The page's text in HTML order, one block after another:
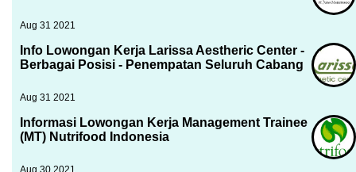
Aug 31 2021
Info Lowongan Kerja Larissa Aestheric Center -
Berbagai Posisi - Penempatan Seluruh Cabang
Aug 31 2021
Informasi Lowongan Kerja Management Trainee
(MT) Nutrifood Indonesia
Aug 30 2021